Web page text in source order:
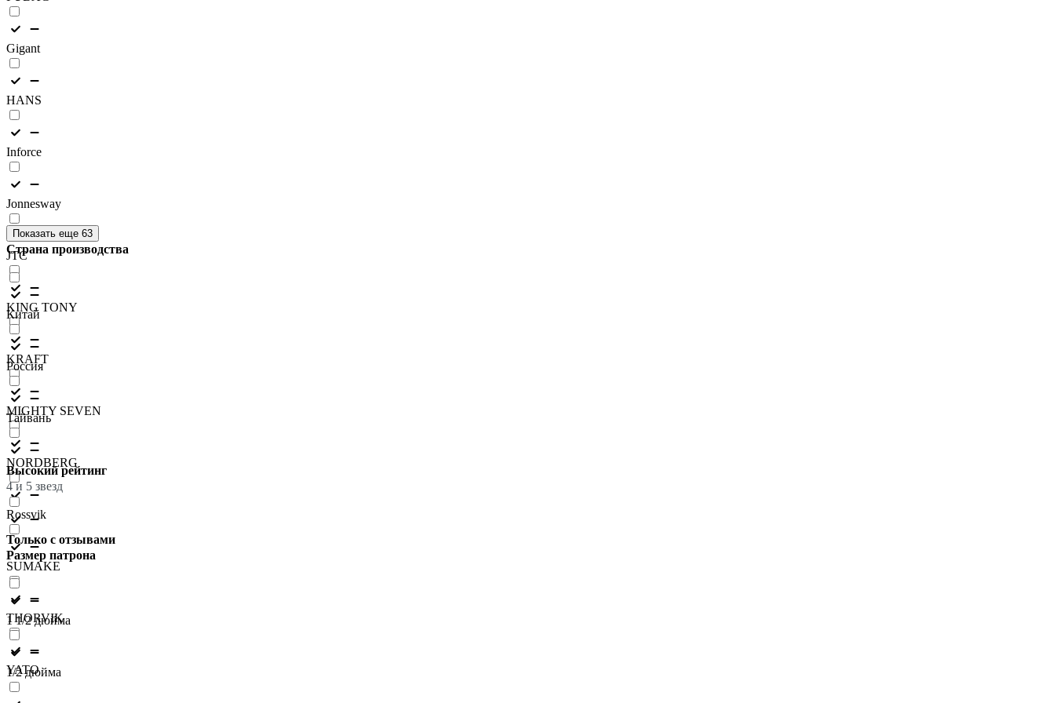
Gigant
HANS
Inforce
Jonnesway
JTC
KING TONY
KRAFT
MIGHTY SEVEN
NORDBERG
Rossvik
SUMAKE
THORVIK
YATO
Показать еще 63
Страна производства
Китай
Россия
Тайвань
Высокий рейтинг
4 и 5 звезд
Только с отзывами
Размер патрона
1 1/2 дюйма
1/2 дюйма